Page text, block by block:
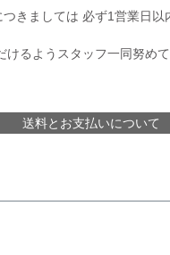
きましては 必ず1営業日以
るようスタッフ一同努め
送料とお支払いについて